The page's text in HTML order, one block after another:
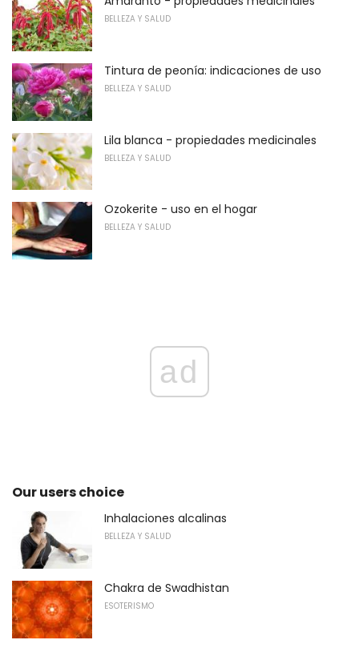
BELLEZA Y SALUD
Tintura de peonía: indicaciones de uso
BELLEZA Y SALUD
Lila blanca - propiedades medicinales
BELLEZA Y SALUD
Ozokerite - uso en el hogar
BELLEZA Y SALUD
ad
Our users choice
Inhalaciones alcalinas
BELLEZA Y SALUD
Chakra de Swadhistan
ESOTERISMO